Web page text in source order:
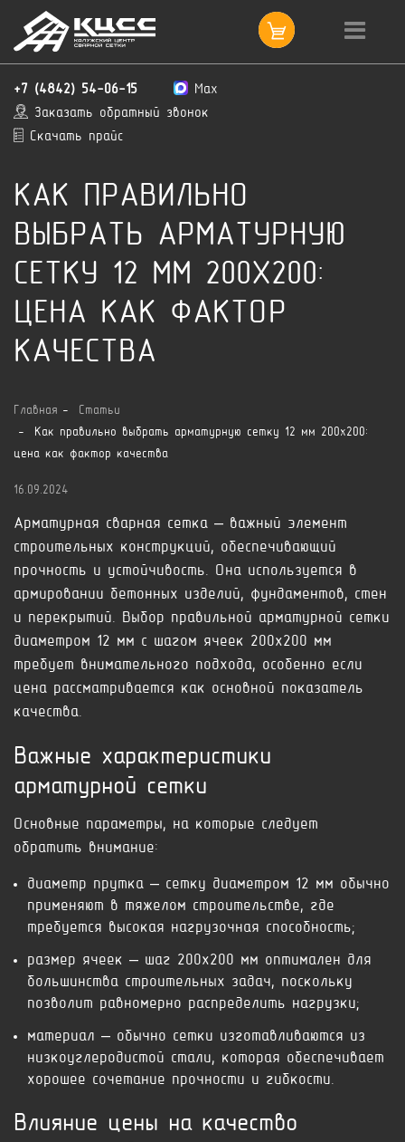
+7 (4842) 54-06-15
Max
Заказать обратный звонок
Скачать прайс
КАК ПРАВИЛЬНО
ВЫБРАТЬ АРМАТУРНУЮ
СЕТКУ 12 ММ 200Х200:
ЦЕНА КАК ФАКТОР
КАЧЕСТВА
Главная
Статьи
Как правильно выбрать арматурную сетку 12 мм 200х200:
цена как фактор качества
16.09.2024
Арматурная сварная сетка – важный элемент
строительных конструкций, обеспечивающий
прочность и устойчивость. Она используется в
армировании бетонных изделий, фундаментов, стен
и перекрытий. Выбор правильной арматурной сетки
диаметром 12 мм с шагом ячеек 200х200 мм
требует внимательного подхода, особенно если
цена рассматривается как основной показатель
качества.
Важные характеристики
арматурной сетки
Основные параметры, на которые следует
обратить внимание:
диаметр прутка – сетку диаметром 12 мм обычно
применяют в тяжелом строительстве, где
требуется высокая нагрузочная способность;
размер ячеек – шаг 200х200 мм оптимален для
большинства строительных задач, поскольку
позволит равномерно распределить нагрузки;
материал – обычно сетки изготавливаются из
низкоуглеродистой стали, которая обеспечивает
хорошее сочетание прочности и гибкости.
Влияние цены на качество